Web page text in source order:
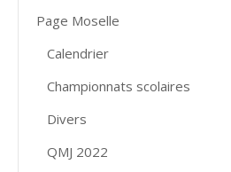
Page Moselle
Calendrier
Championnats scolaires
Divers
QMJ 2022